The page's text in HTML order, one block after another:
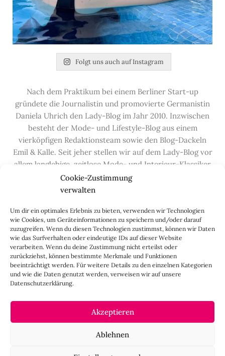
Cookie-Zustimmung
verwalten
Um dir ein optimales Erlebnis zu bieten, verwenden wir Technologien
wie Cookies, um Geräteinformationen zu speichern und/oder darauf
zuzugreifen. Wenn du diesen Technologien zustimmst, können wir Daten
wie das Surfverhalten oder eindeutige IDs auf dieser Website
verarbeiten. Wenn du deine Zustimmung nicht erteilst oder
zurückziehst, können bestimmte Merkmale und Funktionen
beeinträchtigt werden. Für weitere Details zu den einzelnen Kategorien
und wie die Daten genutzt werden, verweisen wir auf unsere
Datenschutzerklärung.
Akzeptieren
Ablehnen
Folgt uns auch auf Instagram
Nach dem Praktikum bei einem Berliner Start-up
gründete die Journalistin und promovierte Germanistin
Daniela Uhrich den Lady-Blog im Jahr 2010. Inzwischen
besteht der Mode- und Lifestyle-Blog aus einem
vierköpfigen Redaktionsteam sowie den Blog-Dackeln
Emil & Kalle. Seit jeher stellen wir auf dem Lady-Blog vor
allem langlebige, zeitlose Mode- und Interieur-Klassiker
vor, die hochwertig verarbeitet und unter guten
Bedingungen hergestellt wurden – gerne „Made in
Handwerksberufe und kleine feine Firmen, denen wir
hier auf dem Blog eine Präsentationsfläche bieten, sowie
alle Dinge, die das Leben ein bisschen schöner machen.
Darüber hinaus legen wir großen Wert auf den
Austausch mit Euch, den Leserinnen – über die
Kommentarfunktion, dieLady-Frage, dieLove-List
auch überInstagram
IMPRESSUM